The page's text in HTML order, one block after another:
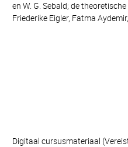
en W. G. Sebald; de
Friederike Eigler, Fatma
Digitaal cursusmateriaal